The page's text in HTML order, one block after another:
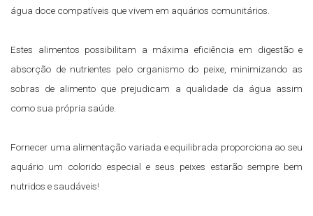
água doce compatíveis que vivem em aquários comunitários.
Estes alimentos possibilitam a máxima eficiência em digestão e
absorção de nutrientes pelo organismo do peixe, minimizando as
sobras de alimento que prejudicam a qualidade da água assim
como sua própria saúde.
Fornecer uma alimentação variada e equilibrada proporciona ao seu
aquário um colorido especial e seus peixes estarão sempre bem
nutridos e saudáveis!